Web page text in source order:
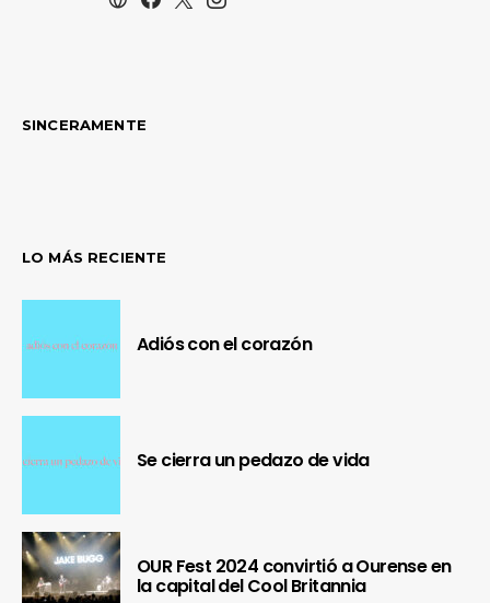
SINCERAMENTE
LO MÁS RECIENTE
Adiós con el corazón
Se cierra un pedazo de vida
OUR Fest 2024 convirtió a Ourense en
la capital del Cool Britannia